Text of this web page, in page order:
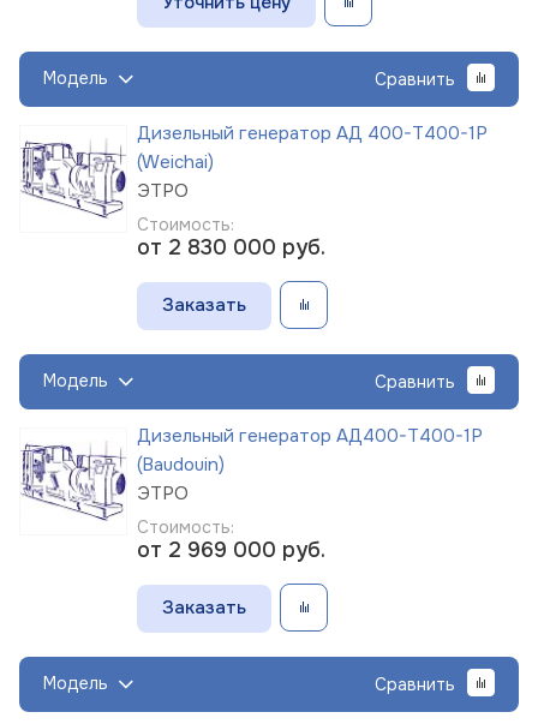
Модель Сравнить
Дизельный генератор АД 400-Т400-1Р
(Weichai)
ЭТРО
Стоимость:
от 2 830 000 руб.
Заказать
Модель Сравнить
Дизельный генератор АД400-Т400-1Р
(Baudouin)
ЭТРО
Стоимость:
от 2 969 000 руб.
Заказать
Модель Сравнить